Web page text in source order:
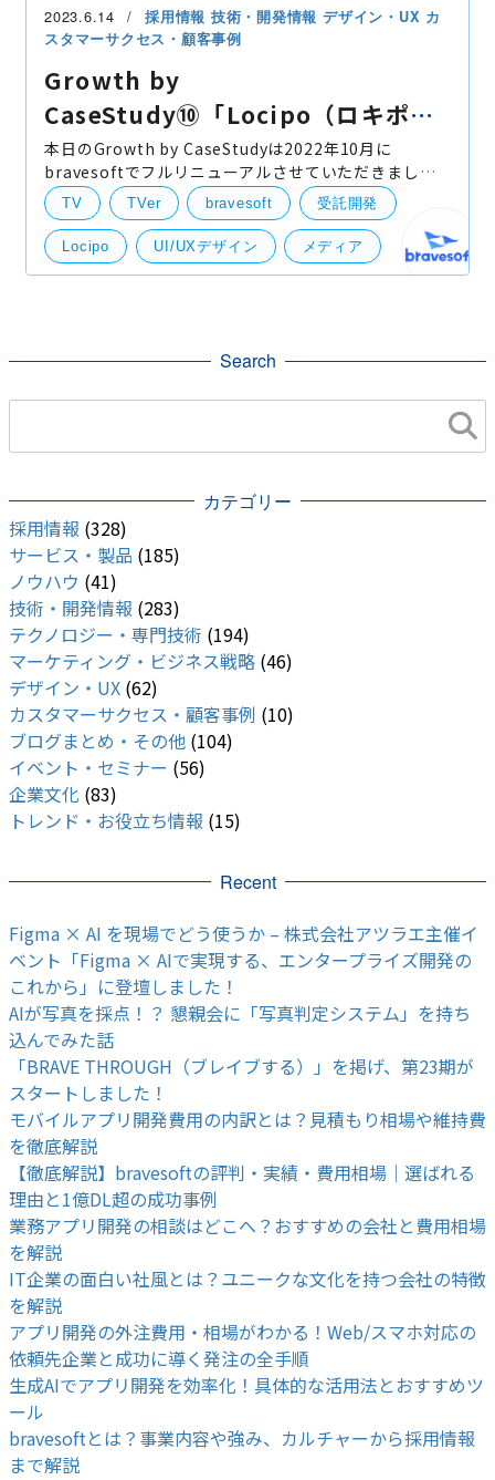
2023.6.14 採用情報 技術・開発情報デザイン・UX カ
スタマーサクセス・顧客事例
Growth by
CaseStudy⑩「Locipo（ロキポ）
開発事例インタビュー」
本日のGrowth by CaseStudyは2022年10月に
bravesoftでフルリニューアルさせていただきまし
た、名古屋市に本社を置く民放４局（東海テレビ様・
中京テレビ様・ＣＢＣテレビ様・テレビ愛知様）が共
同で運営する動画配信
TV TVer bravesoft 受託開発
Locipo UI/UXデザイン メディア
Search
カテゴリー
採用情報 (328)
サービス・製品 (185)
ノウハウ (41)
技術・開発情報 (283)
テクノロジー・専門技術 (194)
マーケティング・ビジネス戦略 (46)
デザイン・UX (62)
カスタマーサクセス・顧客事例 (10)
ブログまとめ・その他 (104)
イベント・セミナー (56)
企業文化 (83)
トレンド・お役立ち情報 (15)
Recent
Figma × AI を現場でどう使うか – 株式会社アツラエ主催イ
ベント「Figma × AIで実現する、エンタープライズ開発の
これから」に登壇しました！
AIが写真を採点！？ 懇親会に「写真判定システム」を持ち
込んでみた話
「BRAVE THROUGH（ブレイブする）」を掲げ、第23期が
スタートしました！
モバイルアプリ開発費用の内訳とは？見積もり相場や維持費
を徹底解説
【徹底解説】bravesoftの評判・実績・費用相場｜選ばれる
理由と1億DL超の成功事例
業務アプリ開発の相談はどこへ？おすすめの会社と費用相場
を解説
IT企業の面白い社風とは？ユニークな文化を持つ会社の特徴
を解説
アプリ開発の外注費用・相場がわかる！Web/スマホ対応の
依頼先企業と成功に導く発注の全手順
生成AIでアプリ開発を効率化！具体的な活用法とおすすめツ
ール
bravesoftとは？事業内容や強み、カルチャーから採用情報
まで解説